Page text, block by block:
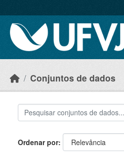
Conjuntos de dados
Ordenar por